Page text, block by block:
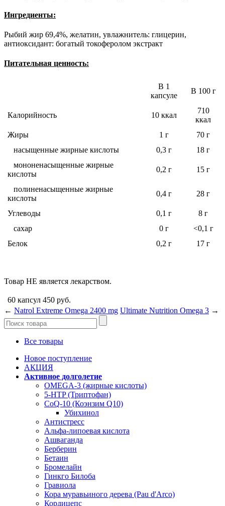
Ингредиенты:
Рыбий жир 69,4%, желатин, увлажнитель: глицерин,
антиоксидант: богатый токоферолом экстракт
Питательная ценность:
В 1
капсуле
В 100 г
Калорийность 10 ккал
710
ккал
Жиры
1 г
70 г
насыщенные жирные кислоты
0,3 г
18 г
мононенасыщенные жирные
кислоты
0,2 г 15 г
полиненасыщенные жирные
кислоты
0,4 г 28 г
Углеводы 0,1 г
8 г
сахар
0 г
<0,1 г
Белок
0,2 г 17 г
Товар НЕ является лекарством.
60 капсул 450 руб.
← Natrol Extreme Omega 2400 mg Ultimate Nutrition Omega 3 →
Все товары
Новое поступление
АКЦИЯ
Активное долголетие
OMEGA-3 (жирные кислоты)
5-HTP (Триптофан)
CoQ-10 (Коэнзим Q10)
Убихинол
Антистресс
Альфа-липоевая кислота
Ашваганда
Берберин
Бетаин
Бромелайн
Гинкго Билоба
Гравиола
Кора муравьиного дерева (Pau d'Arco)
Кордицепс